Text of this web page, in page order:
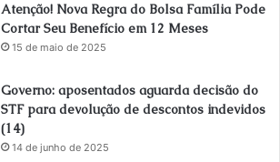
Atenção! Nova Regra do Bolsa Família Pode
Cortar Seu Benefício em 12 Meses
15 de maio de 2025
Governo: aposentados aguarda decisão do
STF para devolução de descontos indevidos
(14)
14 de junho de 2025